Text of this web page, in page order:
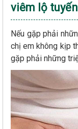
viêm lộ
Nếu gặp phải
chị em không kịp
gặp phải những